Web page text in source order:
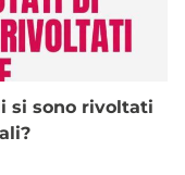
si sono rivoltati